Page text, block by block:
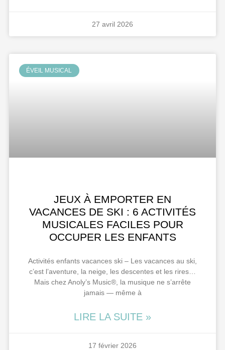
27 avril 2026
ÉVEIL MUSICAL
JEUX À EMPORTER EN
VACANCES DE SKI : 6 ACTIVITÉS
MUSICALES FACILES POUR
OCCUPER LES ENFANTS
Activités enfants vacances ski – Les vacances au ski,
c’est l’aventure, la neige, les descentes et les rires…
Mais chez Anoly’s Music®, la musique ne s’arrête
jamais — même à
LIRE LA SUITE »
17 février 2026